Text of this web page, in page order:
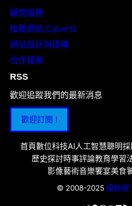
顧問服務
推薦網站:CyberQ
網站設計與建構
合作提案
RSS
歡迎追蹤我們的最新消息
歡迎訂閱 !
首頁數位科技AI人工智慧聰明
歷史探討時事評論教育學習
影像藝術音樂饗宴美食
© 2008-2025 優格網